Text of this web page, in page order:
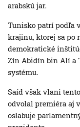
arabskú jar.
Tunisko patrí podľa
krajinu, ktorej sa
demokratické
Zín Abidín bin Alí a
systému.
Saíd však vlani
odvolal premiéra aj
oslabuje